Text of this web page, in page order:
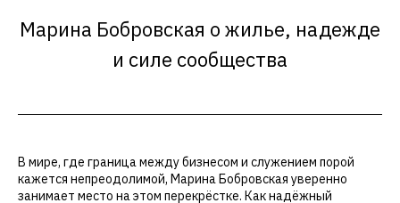
Марина Бобровская о жилье, надежде
и силе сообщества
В мире, где граница между бизнесом и служением порой
кажется непреодолимой, Марина Бобровская уверенно
занимает место на этом перекрёстке. Как надёжный